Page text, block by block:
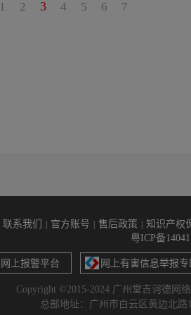
1 2 3 4 5 6 7
联系我们 官方账号 售后政策 知识产权
粤ICP备
网上报警平台 网上有害信息举报专
Copyright ©2015-2024 广州堂吉诃德网
总部地址：广州市白云区黄边北路